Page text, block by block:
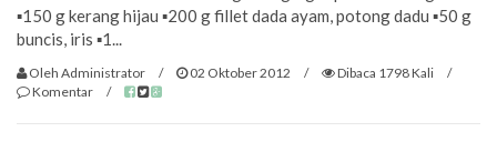
▪150 g kerang hijau ▪200 g fillet dada ayam, potong dadu ▪50 g
buncis, iris ▪1...
Oleh Administrator / 02 Oktober 2012 / Dibaca 1798 Kali
/
Komentar
/